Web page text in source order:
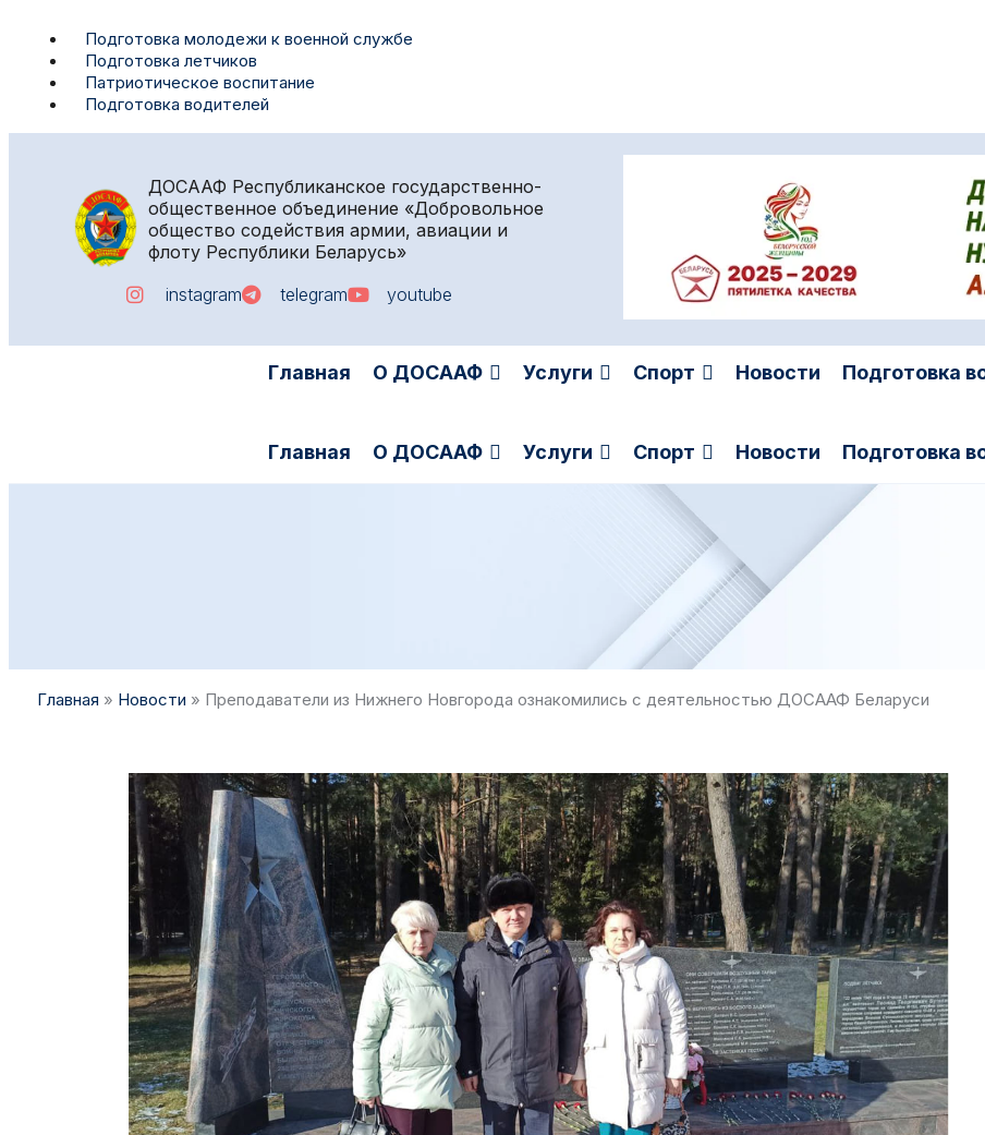
Подготовка молодежи к военной службе
Подготовка летчиков
Патриотическое воспитание
Подготовка водителей
ДОСААФ Республиканское государственно-
общественное объединение «Добровольное
общество содействия армии, авиации и
флоту Республики Беларусь»
instagram
telegram youtube
Главная О ДОСААФ Услуги Спорт Новости Подготовка
Главная О ДОСААФ Услуги Спорт Новости Подготовка
Главная » Новости » Преподаватели из Нижнего Новгорода ознакомились с деятельностью ДОСААФ Беларуси